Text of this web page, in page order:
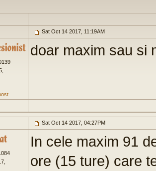
Sat Oct 14 2017, 11:19AM
doar maxim sau si
Sat Oct 14 2017, 04:27PM
In cele maxim 91
ore (15 ture) care